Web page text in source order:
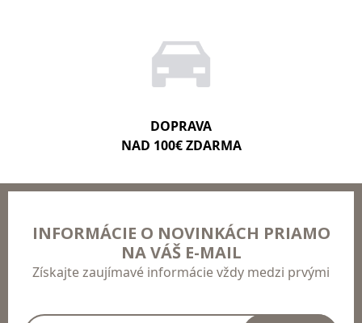
DOPRAVA
NAD 100€ ZDARMA
INFORMÁCIE O NOVINKÁCH PRIAMO
NA VÁŠ E-MAIL
Získajte zaujímavé informácie vždy medzi prvými